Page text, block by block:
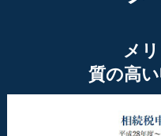
メ
質の高